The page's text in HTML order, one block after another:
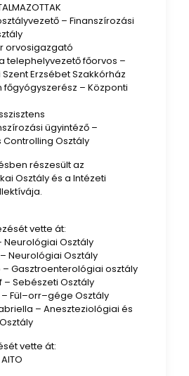
– Finanszírozási
orvosigazgató
telephelyvezető főorvos –
Erzsébet Szakkórház
főgyógyszerész – Központi
ügyintéző –
Controlling Osztály
részesült az
Osztály és a Intézeti
vette át:
Neurológiai Osztály
Neurológiai Osztály
– Gasztroenterológiai osztály
– Sebészeti Osztály
Fül–orr–gége Osztály
– Aneszteziológiai és
vette át: